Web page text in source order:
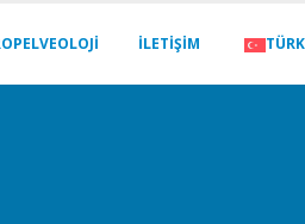
İLETIŞIM